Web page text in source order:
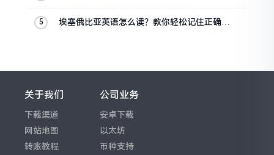
埃塞俄比亚英语怎么读？教你轻松记住正确发
关于我们
下载渠道
网站地图
转账教程
公司业务
安卓下载
以太坊
币种支持